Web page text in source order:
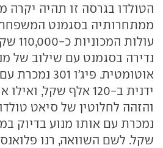
הטולדו בגרסה זו תהיה יקרה
ממתחרותיה בסגמנט
עולות
נדירה בסגמנט עם שילוב של
אוטומטית. פיג'ו
ידנית ב-120 אלף שקל,
והזהה לחלוטין של סיאט
שקל. לשם השוואה, רנו